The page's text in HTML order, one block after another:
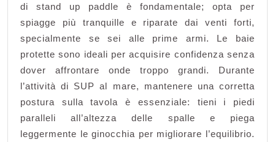
di stand up paddle è fondamentale; opta per
spiagge più tranquille e riparate dai venti forti,
specialmente se sei alle prime armi. Le baie
protette sono ideali per acquisire confidenza senza
dover affrontare onde troppo grandi. Durante
l’attività di SUP al mare, mantenere una corretta
postura sulla tavola è essenziale: tieni i piedi
paralleli all’altezza delle spalle e piega
leggermente le ginocchia per migliorare l’equilibrio.